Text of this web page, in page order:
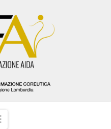
Navigation